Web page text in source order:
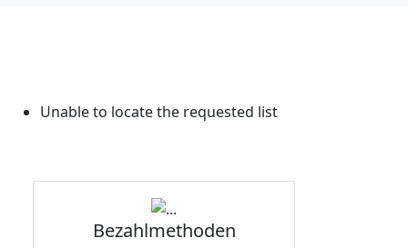
Unable to locate the requested list
Bezahlmethoden